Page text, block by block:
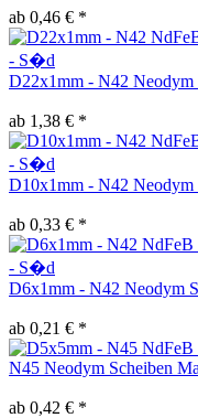
ab 0,46 € *
D22x1mm - N42 Neodym
ab 1,38 € *
D10x1mm - N42 Neodym
ab 0,33 € *
D6x1mm - N42 Neodym
ab 0,21 € *
N45 Neodym Scheiben
ab 0,42 € *